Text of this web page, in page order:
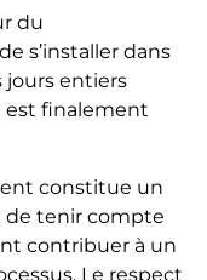
du
s’installer dans
jours entiers
est finalement
constitue un
de tenir compte
contribuer à un
Le respect